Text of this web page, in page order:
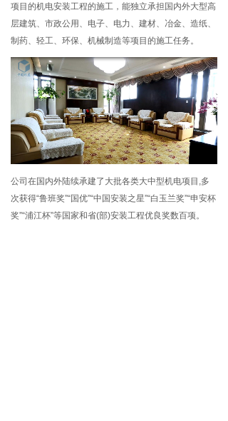
项目的机电安装工程的施工，能独立承担国内外大型高
层建筑、市政公用、电子、电力、建材、冶金、造纸、
制药、轻工、环保、机械制造等项目的施工任务。
公司在国内外陆续承建了大批各类大中型机电项目,多
次获得“鲁班奖”“国优”“中国安装之星”“白玉兰奖”“申安杯
奖”“浦江杯”等国家和省(部)安装工程优良奖数百项。